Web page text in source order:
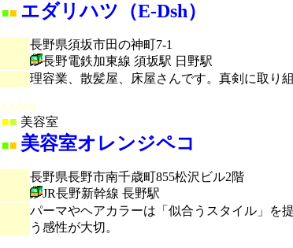
■■ エダリハツ（E-Dsh）
長野県須坂市田の神町7-1
長野電鉄加東線 須坂駅 日野駅
理容業、散髪屋、床屋さんです。真剣に取り
■ 美容室
■■ 美容室オレンジペコ
長野県長野市南千歳町855松沢ビル2階
JR長野新幹線 長野駅
パーマやヘアカラーは「似合うスタイル」を
う感性が大切。